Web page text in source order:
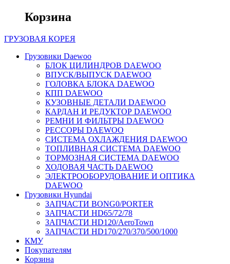
Корзина
ГРУЗОВАЯ КОРЕЯ
Грузовики Daewoo
БЛОК ЦИЛИНДРОВ DAEWOO
ВПУСК/ВЫПУСК DAEWOO
ГОЛОВКА БЛОКА DAEWOO
КПП DAEWOO
КУЗОВНЫЕ ДЕТАЛИ DAEWOO
КАРДАН И РЕДУКТОР DAEWOO
РЕМНИ И ФИЛЬТРЫ DAEWOO
РЕССОРЫ DAEWOO
СИСТЕМА ОХЛАЖДЕНИЯ DAEWOO
ТОПЛИВНАЯ СИСТЕМА DAEWOO
ТОРМОЗНАЯ СИСТЕМА DAEWOO
ХОДОВАЯ ЧАСТЬ DAEWOO
ЭЛЕКТРООБОРУДОВАНИЕ И ОПТИКА
DAEWOO
Грузовики Hyundai
ЗАПЧАСТИ BONG0/PORTER
ЗАПЧАСТИ HD65/72/78
ЗАПЧАСТИ HD120/AeroTown
ЗАПЧАСТИ HD170/270/370/500/1000
КМУ
Покупателям
Корзина